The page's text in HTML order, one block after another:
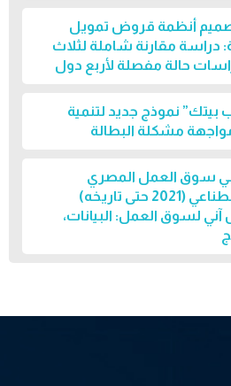
تصميم أنظمة قروض تمويل
دراسة مقارنة شاملة لثلاث
حالة مفصلة لأربع دول
نموذج جديد لتنمية
مشكلة البطالة
سوق العمل المصري
حتى تاريخه)
آني لسوق العمل: البيانات،